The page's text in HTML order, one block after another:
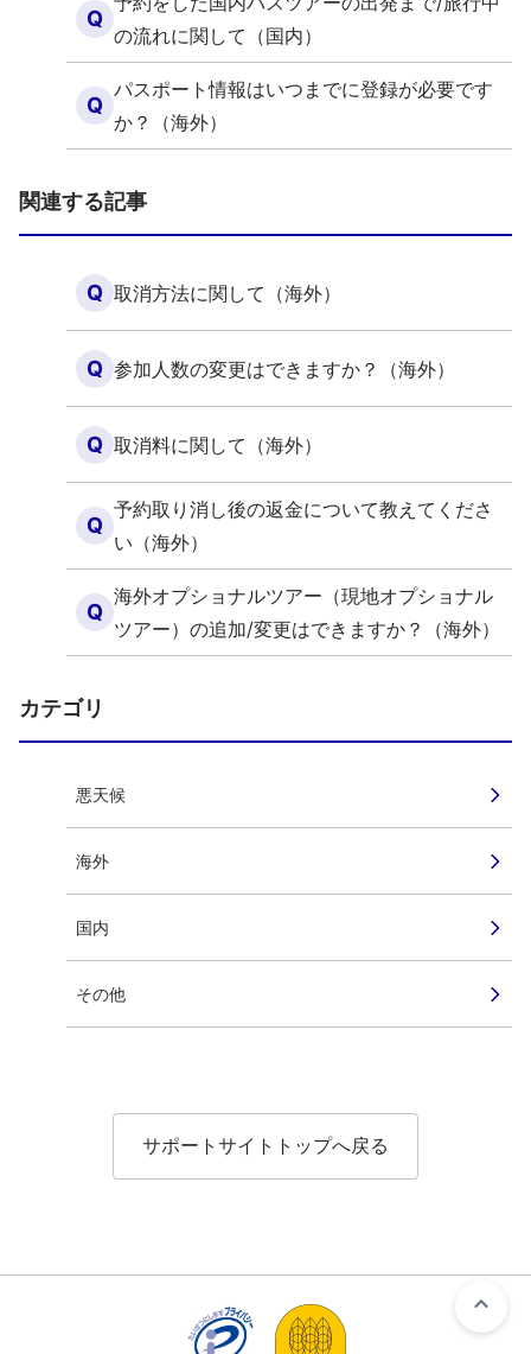
Q
の流れに関して（国内）
Q
パスポート情報はいつまでに登録が必要です
か？（海外）
関連する記事
Q 取消方法に関して（海外）
Q 参加人数の変更はできますか？（海外）
Q 取消料に関して（海外）
Q
予約取り消し後の返金について教えてくださ
い（海外）
Q
海外オプショナルツアー（現地オプショナル
ツアー）の追加/変更はできますか？（海外）
カテゴリ
悪天候
海外
国内
その他
サポートサイトトップへ戻る